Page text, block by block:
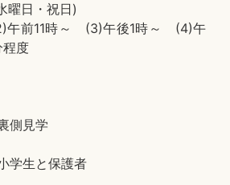
曜日・祝日)
午前11時～ (3)午後1時～ (4)午
度
側見学
学生と保護者